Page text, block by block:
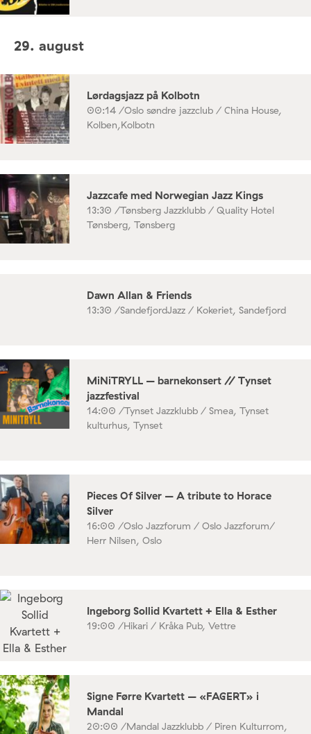
29. august
Lørdagsjazz på Kolbotn
00:14 /Oslo søndre jazzclub / China House,
Kolben,Kolbotn
Jazzcafe med Norwegian Jazz Kings
13:30 /Tønsberg Jazzklubb / Quality Hotel
Tønsberg, Tønsberg
Dawn Allan & Friends
13:30 /SandefjordJazz / Kokeriet, Sandefjord
MiNiTRYLL – barnekonsert // Tynset
jazzfestival
14:00 /Tynset Jazzklubb / Smea, Tynset
kulturhus, Tynset
Pieces Of Silver – A tribute to Horace
Silver
16:00 /Oslo Jazzforum / Oslo Jazzforum/
Herr Nilsen, Oslo
Ingeborg Sollid Kvartett + Ella & Esther
19:00 /Hikari / Kråka Pub, Vettre
Signe Førre Kvartett – «FAGERT» i
Mandal
20:00 /Mandal Jazzklubb / Piren Kulturrom,